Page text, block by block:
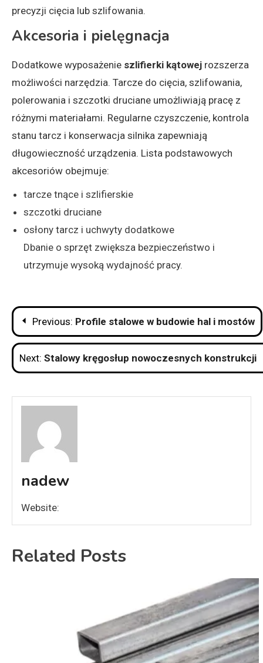
precyzji cięcia lub szlifowania.
Akcesoria i pielęgnacja
Dodatkowe wyposażenie szlifierki kątowej rozszerza
możliwości narzędzia. Tarcze do cięcia, szlifowania,
polerowania i szczotki druciane umożliwiają pracę z
różnymi materiałami. Regularne czyszczenie, kontrola
stanu tarcz i konserwacja silnika zapewniają
długowieczność urządzenia. Lista podstawowych
akcesoriów obejmuje:
tarcze tnące i szlifierskie
szczotki druciane
osłony tarcz i uchwyty dodatkowe
Dbanie o sprzęt zwiększa bezpieczeństwo i
utrzymuje wysoką wydajność pracy.
Nawigacja
wpisu
Previous: Profile stalowe w budowie hal i mostów
Next: Stalowy kręgosłup nowoczesnych konstrukcji
nadew
Website:
Related Posts